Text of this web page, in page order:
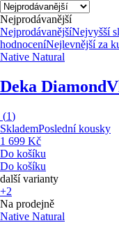
Nejprodávanější
NejprodávanějšíNejvyšší
hodnoceníNejlevnější za
Native Natural
Deka Diamond
(1)
SklademPoslední kousky
1 699 Kč
Do košíku
Do košíku
další varianty
+2
Na prodejně
Native Natural